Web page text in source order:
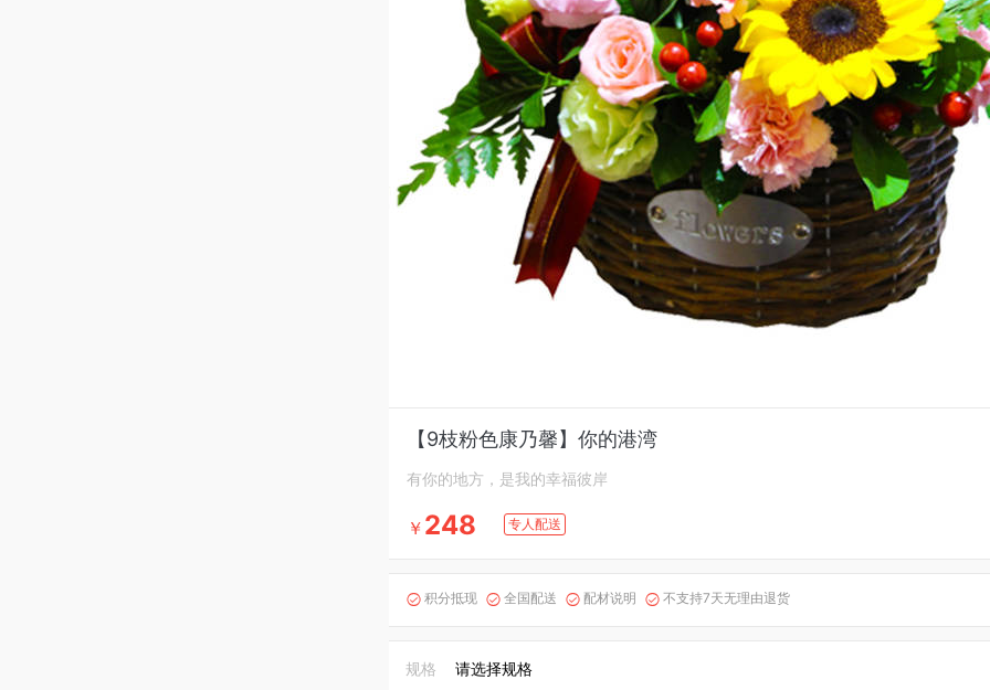
【9枝粉色康乃馨】你的港湾
有你的地方，是我的幸福彼岸
￥ 248 专人配送
 积分抵现  全国配送  配材说明  不支持7天无理由退货
规格 请选择规格